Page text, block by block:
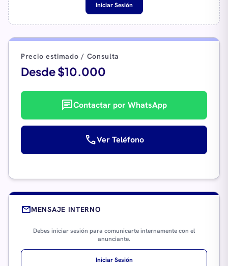
Iniciar Sesión
Precio estimado / Consulta
Desde $10.000
chatContactar por WhatsApp
callVer Teléfono
mailMENSAJE INTERNO
Debes iniciar sesión para comunicarte internamente con el
anunciante.
Iniciar Sesión